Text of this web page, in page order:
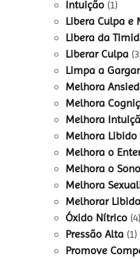
Intuição (1)
Libera Culpa e
Libera da
Liberar Culpa
Limpa a
Melhora
Melhora
Melhora
Melhora Libido
Melhora o
Melhora o Sono
Melhora
Melhorar Libido
Óxido Nítrico (4)
Pressão Alta (1)
Promove